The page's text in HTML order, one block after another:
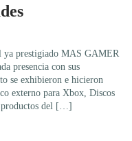
ya prestigiado MAS GAMER
presencia con sus
se exhibieron e hicieron
externo para Xbox, Discos
productos del […]